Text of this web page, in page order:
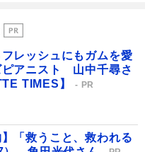
レッシュにもガムを愛
ピアニスト 山中千尋さ
TIMES】
PR
】「救うこと、救われる